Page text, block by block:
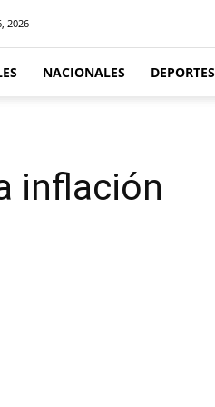
2026
NACIONALES DEPORTES
inflación